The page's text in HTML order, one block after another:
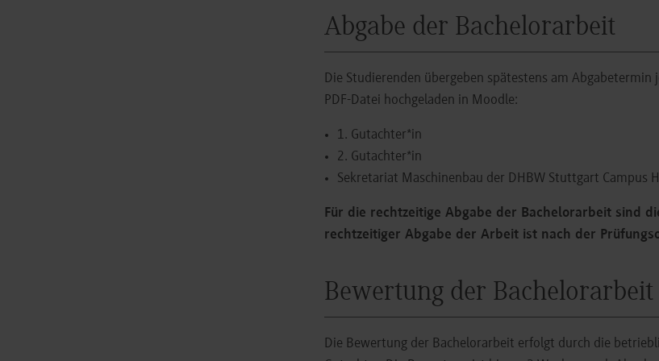
Abgabe der Bachelorarbeit
Die Studierenden übergeben spätestens am
PDF-Datei hochgeladen in Moodle:
1. Gutachter*in
2. Gutachter*in
Sekretariat Maschinenbau der DHBW Stuttgart Campus
Für die rechtzeitige Abgabe der Bachelorarbeit sind
rechtzeitiger Abgabe der Arbeit ist nach der
Bewertung der Bachelorarbeit
Die Bewertung der Bachelorarbeit erfolgt durch die